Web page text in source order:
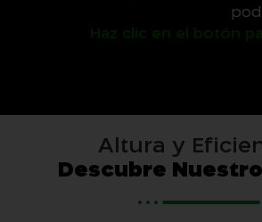
Haz clic en el botón
Altura y
Descubre